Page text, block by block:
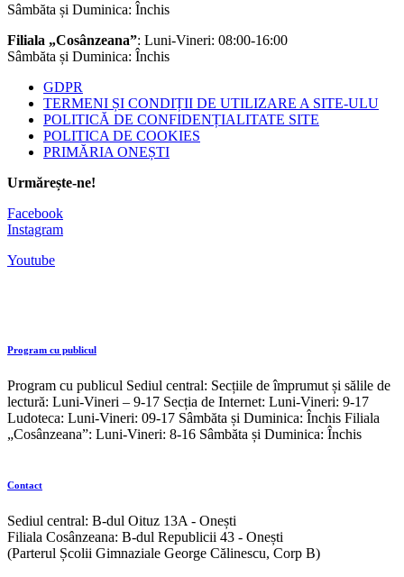
Sâmbăta și Duminica: Închis
Filiala „Cosânzeana”: Luni-Vineri: 08:00-16:00
Sâmbăta și Duminica: Închis
GDPR
TERMENI ȘI CONDIȚII DE UTILIZARE A SITE-ULU
POLITICĂ DE CONFIDENȚIALITATE SITE
POLITICA DE COOKIES
PRIMĂRIA ONEȘTI
Urmărește-ne!
Facebook
Instagram
Youtube
Program cu publicul
Program cu publicul Sediul central: Secțiile de împrumut și sălile de
lectură: Luni-Vineri – 9-17 Secția de Internet: Luni-Vineri: 9-17
Ludoteca: Luni-Vineri: 09-17 Sâmbăta și Duminica: Închis Filiala
„Cosânzeana”: Luni-Vineri: 8-16 Sâmbăta și Duminica: Închis
Contact
Sediul central: B-dul Oituz 13A - Onești
Filiala Cosânzeana: B-dul Republicii 43 - Onești
(Parterul Școlii Gimnaziale George Călinescu, Corp B)